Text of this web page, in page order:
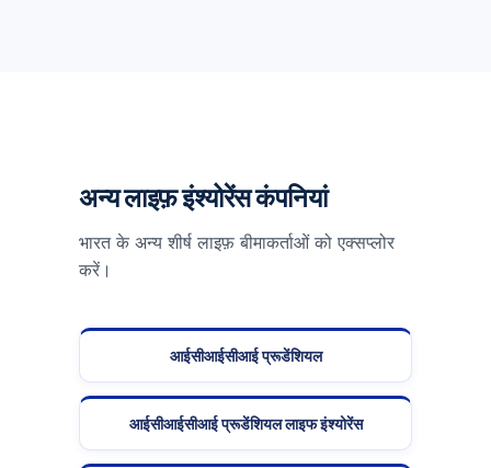
अन्य लाइफ़ इंश्योरेंस कंपनियां
भारत के अन्य शीर्ष लाइफ़ बीमाकर्ताओं को एक्सप्लोर
करें।
आईसीआईसीआई प्रूडेंशियल
आईसीआईसीआई प्रूडेंशियल लाइफ इंश्योरेंस